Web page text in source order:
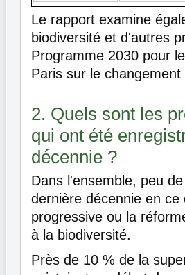
Le rapport examine
biodiversité et d'autres
Programme 2030 pour
Paris sur le changement
2. Quels sont les
qui ont été
décennie ?
Dans l'ensemble, peu
dernière décennie en
progressive ou la
à la biodiversité.
Près de 10 % de la